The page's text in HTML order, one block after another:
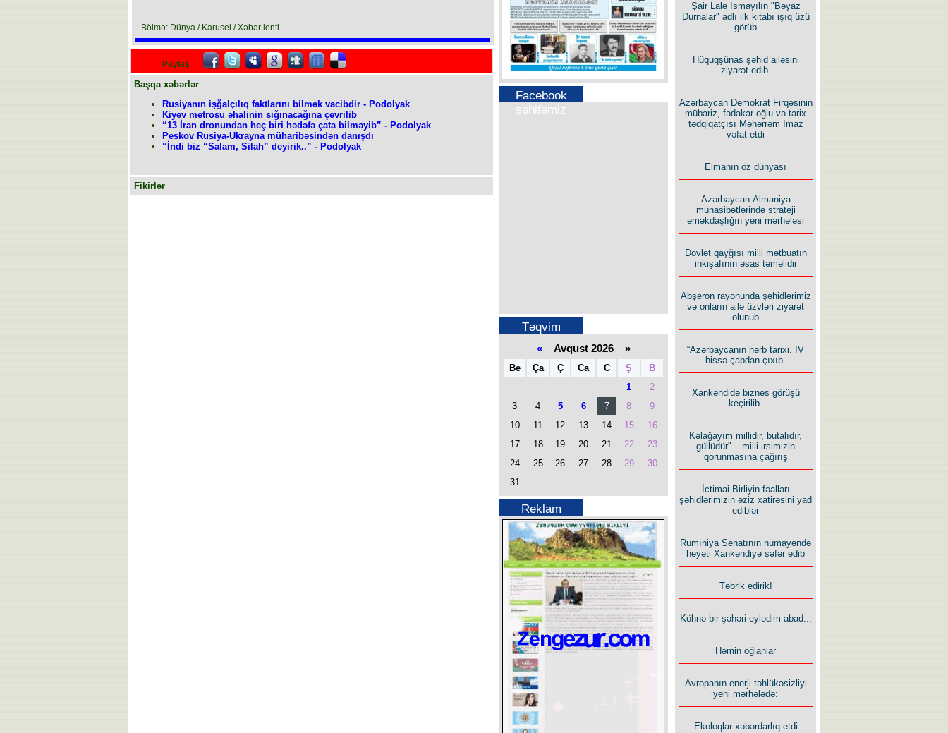
Bölmə: Dünya / Karusel / Xəbər lenti
Paylaş
Başqa xəbərlər
Rusiyanın işğalçılıq faktlarını bilmək vacibdir - Podolyak
Kiyev metrosu əhalinin sığınacağına çevrilib
“13 İran dronundan heç biri hədəfə çata bilməyib” - Podolyak
Peskov Rusiya-Ukrayna müharibəsindən danışdı
“İndi biz “Salam, Silah” deyirik..” - Podolyak
Fikirlər
Facebook
səhifəmiz
Təqvim
«Avqust 2026 »
Be Ça Ç Ca C Ş
B
1
2
3
4 5 6 7 8
9
10
11 12 13 14 15
16
17
18 19 20 21 22
23
24
25 26 27 28 29
30
31
Reklam
Rusiyanın süqutunu qaçılmaz
edən beş şərt
Şair Lalə İsmayılın "Bəyaz
Durnalar" adlı ilk kitabı işıq üzü
görüb
Hüquqşünas şəhid ailəsini
ziyarət edib.
Azərbaycan Demokrat Firqəsinin
mübariz, fədakar oğlu və tarix
tədqiqatçısı Məhərrəm İmaz
vəfat etdi
Elmanın öz dünyası
Azərbaycan-Almaniya
münasibətlərində strateji
əməkdaşlığın yeni mərhələsi
Dövlət qayğısı milli mətbuatın
inkişafının əsas təməlidir
Abşeron rayonunda şəhidlərimiz
və onların ailə üzvləri ziyarət
olunub
“Azərbaycanın hərb tarixi. IV
hissə çapdan çıxıb.
Xankəndidə biznes görüşü
keçirilib.
Kəlağayım millidir, butalıdır,
güllüdür" – milli irsimizin
qorunmasına çağırış
İctimai Birliyin fəalları
şəhidlərimizin əziz xatirəsini yad
ediblər
Rumıniya Senatının nümayəndə
heyəti Xankəndiyə səfər edib
Təbrik edirik!
Köhnə bir şəhəri eylədim abad...
Həmin oğlanlar
Avropanın enerji təhlükəsizliyi
yeni mərhələdə:
Ekoloqlar xəbərdarlıq etdi